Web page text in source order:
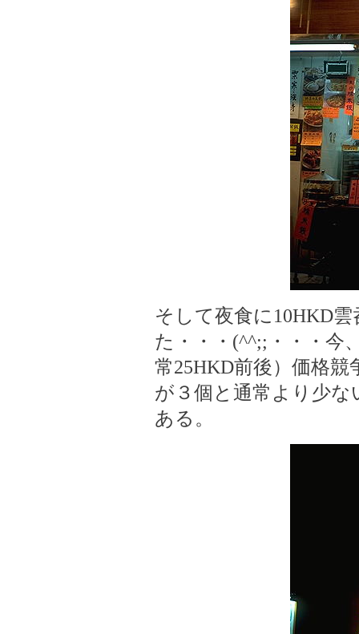
そして夜食に10HKD
た・・・(^^;;・・・今
常25HKD前後）価格
が３個と通常より少
ある。